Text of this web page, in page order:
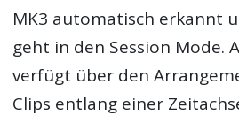
MK3 automatisch erkannt
geht in den Session Mode.
verfügt über den
Clips entlang einer